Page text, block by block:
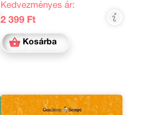
Kedvezményes ár:
2 399 Ft
Kosárba